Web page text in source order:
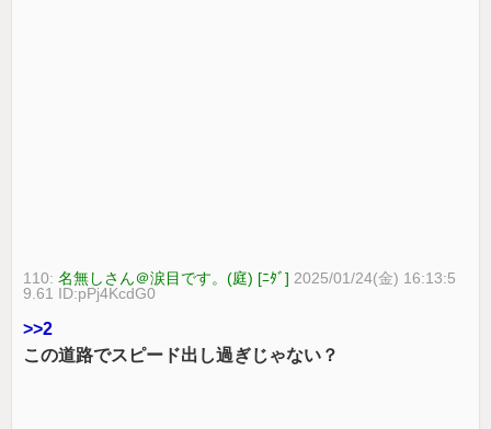
110:名無しさん＠涙目です。(庭) [ﾆﾀﾞ] 2025/01/24(金) 16:13:5
9.61 ID:pPj4KcdG0
>>2
この道路でスピード出し過ぎじゃない？